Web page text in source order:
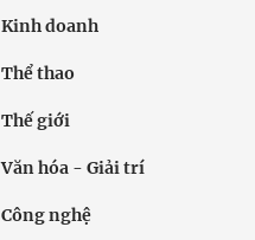
Kinh doanh
Thể thao
Thế giới
Văn hóa - Giải trí
Công nghệ